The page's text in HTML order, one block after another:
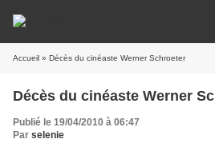
Accueil » Décès du cinéaste Werner Schroeter
Décès du cinéaste Werner
Publié le 19/04/2010 à 06:47
Par selenie